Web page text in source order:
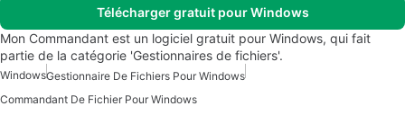
Télécharger gratuit pour Windows
Mon Commandant est un logiciel gratuit pour Windows, qui fait
partie de la catégorie 'Gestionnaires de fichiers'.
WindowsGestionnaire De Fichiers Pour Windows
Commandant De Fichier Pour Windows